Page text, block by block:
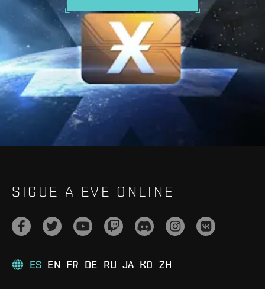
SIGUE A EVE ONLINE
ES EN FR DE RU JA KO ZH